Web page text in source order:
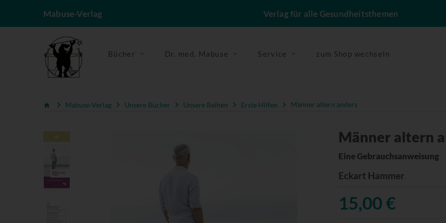
Mabuse-Verlag Verlag für alle Gesundheitsthemen
Bücher Dr. med. Mabuse Service zum Shop wechseln
Mabuse-Verlag Unsere Bücher Unsere Reihen Erste Hilfen Männer altern anders
Männer altern
Eine Gebrauchsanweisung
Eckart Hammer
15,00 €